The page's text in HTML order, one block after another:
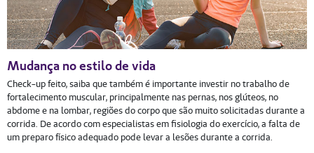
Mudança no estilo de vida
Check-up feito, saiba que também é importante investir no trabalho de
fortalecimento muscular, principalmente nas pernas, nos glúteos, no
abdome e na lombar, regiões do corpo que são muito solicitadas durante a
corrida. De acordo com especialistas em fisiologia do exercício, a falta de
um preparo físico adequado pode levar a lesões durante a corrida.